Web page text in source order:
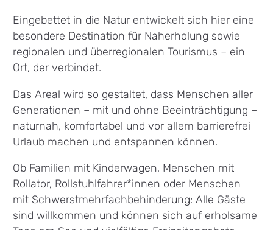
Eingebettet in die Natur entwickelt sich hier eine
besondere Destination für Naherholung sowie
regionalen und überregionalen Tourismus – ein
Ort, der verbindet.
Das Areal wird so gestaltet, dass Menschen aller
Generationen – mit und ohne Beeinträchtigung –
naturnah, komfortabel und vor allem barrierefrei
Urlaub machen und entspannen können.
Ob Familien mit Kinderwagen, Menschen mit
Rollator, Rollstuhlfahrer*innen oder Menschen
mit Schwerstmehrfachbehinderung: Alle Gäste
sind willkommen und können sich auf erholsame